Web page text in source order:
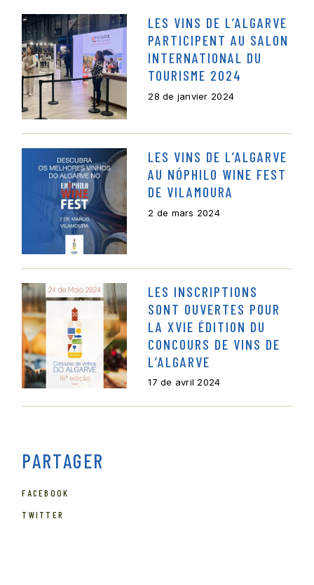
LES VINS DE L’ALGARVE
PARTICIPENT AU SALON
INTERNATIONAL DU
TOURISME 2024
28 de janvier 2024
LES VINS DE L’ALGARVE
AU NÓPHILO WINE FEST
DE VILAMOURA
2 de mars 2024
LES INSCRIPTIONS
SONT OUVERTES POUR
LA XVIE ÉDITION DU
CONCOURS DE VINS DE
L’ALGARVE
17 de avril 2024
PARTAGER
FACEBOOK
TWITTER